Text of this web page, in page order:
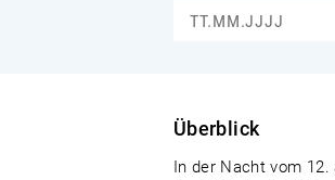
Überblick
In der Nacht vom